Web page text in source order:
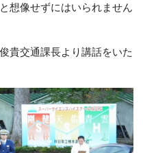
想像せずにはいられません
貴交通課長より講話をいた